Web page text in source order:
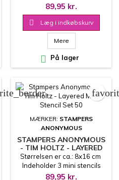
89,95 kr.
 Læg i indkøbskurv
Mere
 På lager
MÆRKER: STAMPERS
ANONYMOUS
STAMPERS ANONYMOUS
- TIM HOLTZ - LAYERED
MINI STENCIL SET 50
Størrelsen er ca.: 8x16 cm
Indeholder 3 mini stencils
89,95 kr.